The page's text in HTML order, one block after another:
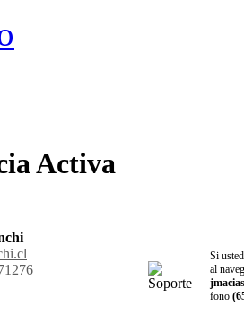
Activa
Si
al
fono